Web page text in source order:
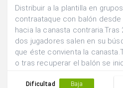
Distribuir a la plantilla en
contraataque con balón
hacia la canasta
dos jugadores salen en su
que éste convienta la
o tras recuperar el balón se
Dificultad Baja